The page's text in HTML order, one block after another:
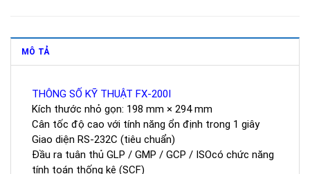
MÔ TẢ
THÔNG SỐ KỸ THUẬT FX-200I
Kích thước nhỏ gọn: 198 mm × 294 mm
Cân tốc độ cao với tính năng ổn định trong 1 giây
Giao diện RS-232C (tiêu chuẩn)
Đầu ra tuân thủ GLP / GMP / GCP / ISOcó chức năng
tính toán thống kê (SCF)